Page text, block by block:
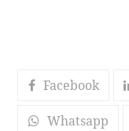
Facebook
Whatsapp